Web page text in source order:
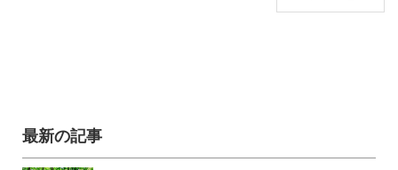
最新の記事